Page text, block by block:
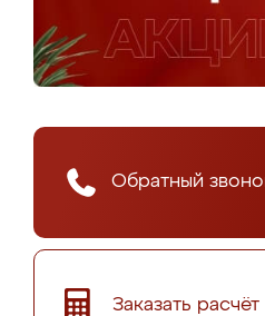
Обратный
Заказать расчёт